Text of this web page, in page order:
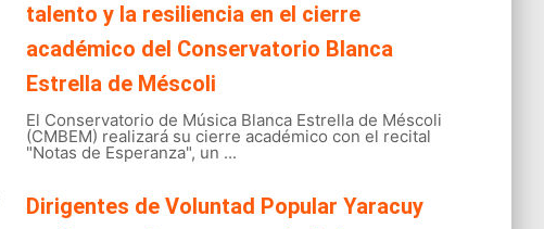
talento y la resiliencia en el cierre
académico del Conservatorio Blanca
Estrella de Méscoli
El Conservatorio de Música Blanca Estrella de Méscoli
(CMBEM) realizará su cierre académico con el recital
"Notas de Esperanza", un ...
Dirigentes de Voluntad Popular Yaracuy